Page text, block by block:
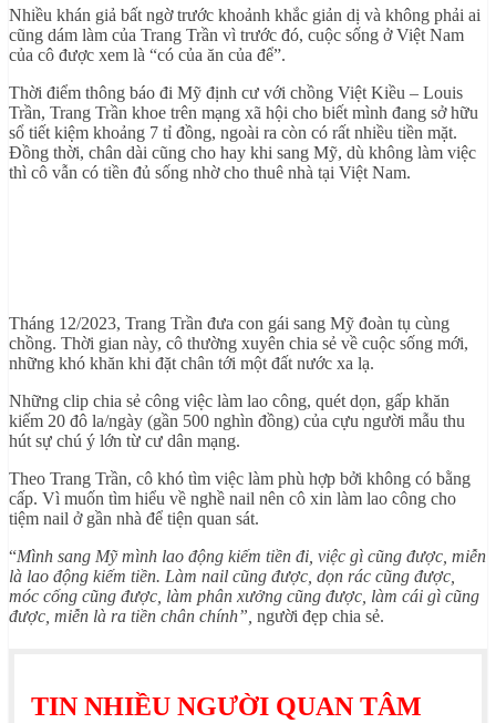
Nhiều khán giả bất ngờ trước khoảnh khắc giản dị và không phải ai
cũng dám làm của Trang Trần vì trước đó, cuộc sống ở Việt Nam
của cô được xem là “có của ăn của để”.
Thời điểm thông báo đi Mỹ định cư với chồng Việt Kiều – Louis
Trần, Trang Trần khoe trên mạng xã hội cho biết mình đang sở hữu
sổ tiết kiệm khoảng 7 tỉ đồng, ngoài ra còn có rất nhiều tiền mặt.
Đồng thời, chân dài cũng cho hay khi sang Mỹ, dù không làm việc
thì cô vẫn có tiền đủ sống nhờ cho thuê nhà tại Việt Nam.
Tháng 12/2023, Trang Trần đưa con gái sang Mỹ đoàn tụ cùng
chồng. Thời gian này, cô thường xuyên chia sẻ về cuộc sống mới,
những khó khăn khi đặt chân tới một đất nước xa lạ.
Những clip chia sẻ công việc làm lao công, quét dọn, gấp khăn
kiếm 20 đô la/ngày (gần 500 nghìn đồng) của cựu người mẫu thu
hút sự chú ý lớn từ cư dân mạng.
Theo Trang Trần, cô khó tìm việc làm phù hợp bởi không có bằng
cấp. Vì muốn tìm hiểu về nghề nail nên cô xin làm lao công cho
tiệm nail ở gần nhà để tiện quan sát.
“Mình sang Mỹ mình lao động kiếm tiền đi, việc gì cũng được, miễn
là lao động kiếm tiền. Làm nail cũng được, dọn rác cũng được,
móc cống cũng được, làm phân xưởng cũng được, làm cái gì cũng
được, miễn là ra tiền chân chính”, người đẹp chia sẻ.
TIN NHIỀU NGƯỜI QUAN TÂM